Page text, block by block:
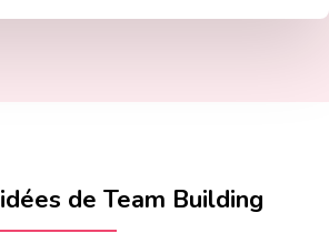
de Team Building